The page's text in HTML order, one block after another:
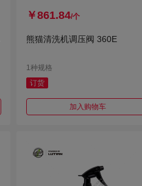
￥861.84/个
熊猫清洗机调压阀 360E
1种规格
订货
加入购物车